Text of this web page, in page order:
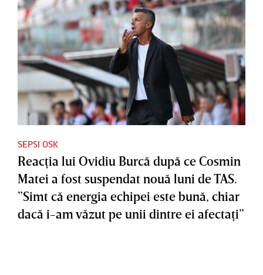
SEPSI OSK
Reacţia lui Ovidiu Burcă după ce Cosmin
Matei a fost suspendat nouă luni de TAS.
”Simt că energia echipei este bună, chiar
dacă i-am văzut pe unii dintre ei afectaţi”